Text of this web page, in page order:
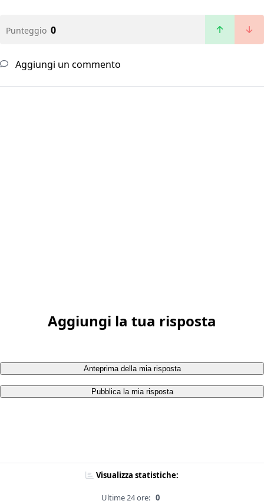
Punteggio 0
Aggiungi un commento
Aggiungi la tua risposta
Anteprima della mia risposta
Pubblica la mia risposta
Visualizza statistiche:
Ultime 24 ore: 0